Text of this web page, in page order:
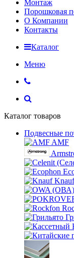
Монтаж
Порошковая
О Компании
Контакты
Каталог
Меню
Каталог товаров
Подвесные
AMF
Knauf